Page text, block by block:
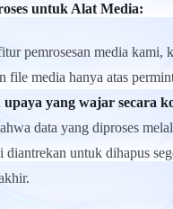
untuk Alat Media:
pemrosesan media kami,
file media hanya atas
upaya yang wajar secara
data yang diproses
diantrekan untuk dihapus